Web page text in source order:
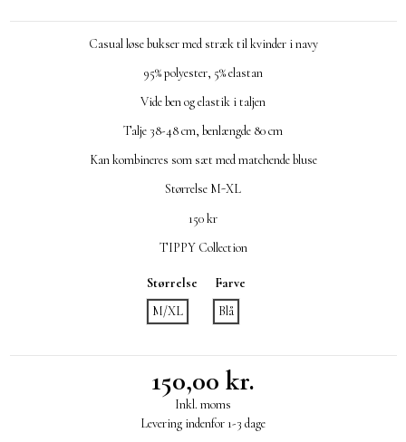
Casual løse bukser med stræk til kvinder i navy
95% polyester, 5% elastan
Vide ben og elastik i taljen
Talje 38-48 cm, benlængde 80 cm
Kan kombineres som sæt med matchende bluse
Størrelse M-XL
150 kr
TIPPY Collection
Størrelse
M/XL
Farve
Blå
150,00 kr.
Inkl. moms
Levering indenfor 1-3 dage